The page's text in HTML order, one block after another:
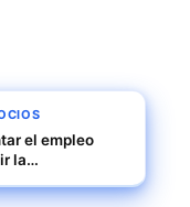
el empleo
la